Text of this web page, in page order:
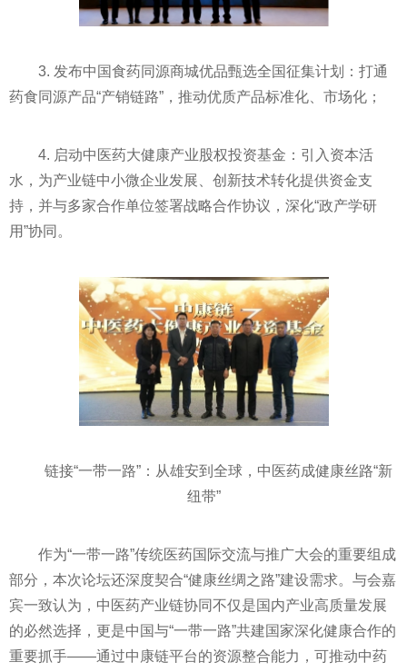
3. 发布中国食药同源商城优品甄选全国征集计划：打通
药食同源产品“产销链路”，推动优质产品标准化、市场化；
4. 启动中医药大健康产业股权投资基金：引入资本活
水，为产业链中小微企业发展、创新技术转化提供资金支
持，并与多家合作单位签署战略合作协议，深化“政产学研
用”协同。
链接“一带一路”：从雄安到全球，中医药成健康丝路“新
纽带”
作为“一带一路”传统医药国际交流与推广大会的重要组成
部分，本次论坛还深度契合“健康丝绸之路”建设需求。与会嘉
宾一致认为，中医药产业链协同不仅是国内产业高质量发展
的必然选择，更是中国与“一带一路”共建国家深化健康合作的
重要抓手——通过中康链平台的资源整合能力，可推动中药